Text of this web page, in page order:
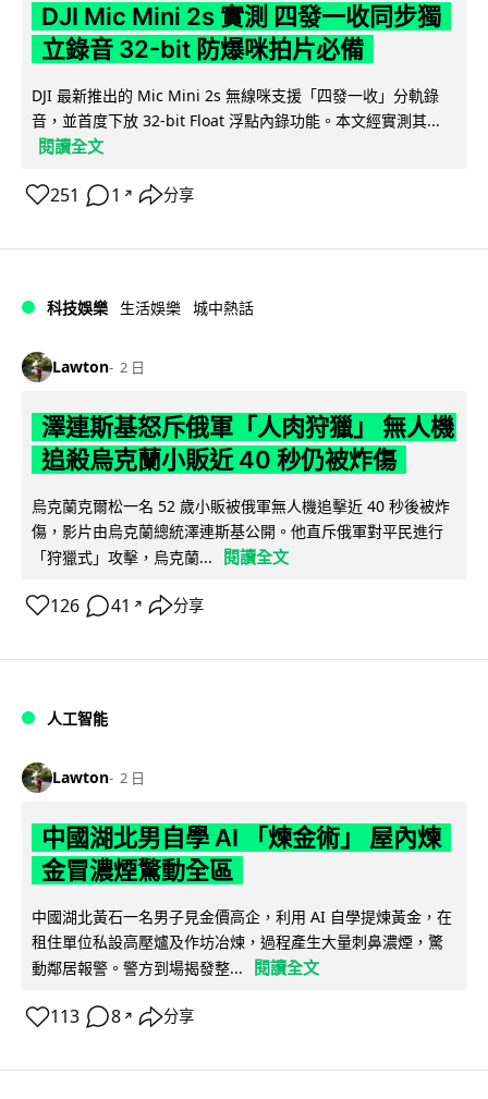
DJI Mic Mini 2s 實測 四發一收同步獨
立錄音 32-bit 防爆咪拍片必備
DJI 最新推出的 Mic Mini 2s 無線咪支援「四發一收」分軌錄
音，並首度下放 32-bit Float 浮點內錄功能。本文經實測其...
閱讀全文
251 1 ↗ 分享
科技娛樂 生活娛樂 城中熱話
Lawton 2 日
澤連斯基怒斥俄軍「人肉狩獵」 無人機
追殺烏克蘭小販近 40 秒仍被炸傷
烏克蘭克爾松一名 52 歲小販被俄軍無人機追擊近 40 秒後被炸
傷，影片由烏克蘭總統澤連斯基公開。他直斥俄軍對平民進行
「狩獵式」攻擊，烏克蘭...
閱讀全文
126 41 ↗ 分享
人工智能
Lawton 2 日
中國湖北男自學 AI 「煉金術」 屋內煉
金冒濃煙驚動全區
中國湖北黃石一名男子見金價高企，利用 AI 自學提煉黃金，在
租住單位私設高壓爐及作坊冶煉，過程產生大量刺鼻濃煙，驚
動鄰居報警。警方到場揭發整...
閱讀全文
113 8 ↗ 分享